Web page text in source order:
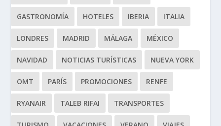
GASTRONOMÍA HOTELES IBERIA ITALIA
LONDRES MADRID MÁLAGA MÉXICO
NAVIDAD NOTICIAS TURÍSTICAS NUEVA YORK
OMT PARÍS PROMOCIONES RENFE
RYANAIR TALEB RIFAI TRANSPORTES